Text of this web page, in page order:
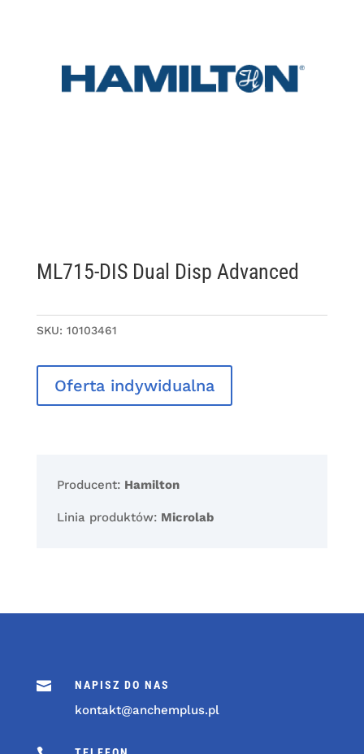
ML715-DIS Dual Disp Advanced
SKU: 10103461
Oferta indywidualna
Producent: Hamilton
Linia produktów: Microlab
 NAPISZ DO NAS
kontakt@anchemplus.pl